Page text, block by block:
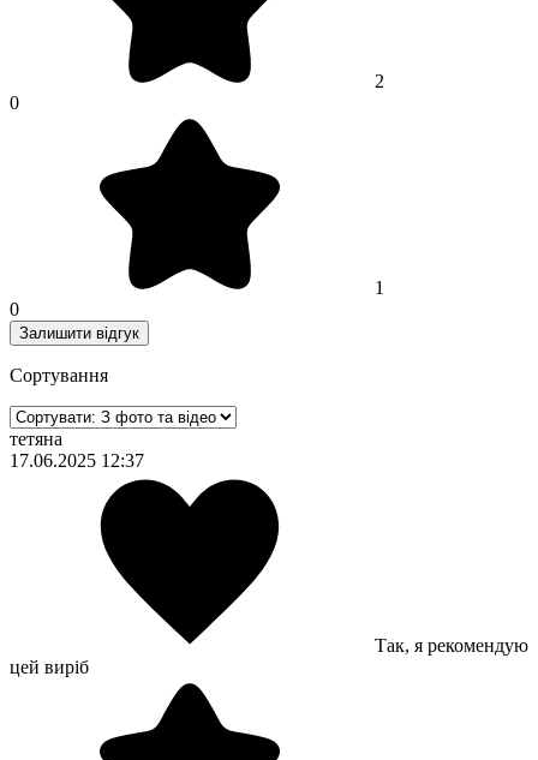
2
0
1
0
Залишити відгук
Сортування
тетяна
17.06.2025 12:37
Так, я рекомендую
цей виріб